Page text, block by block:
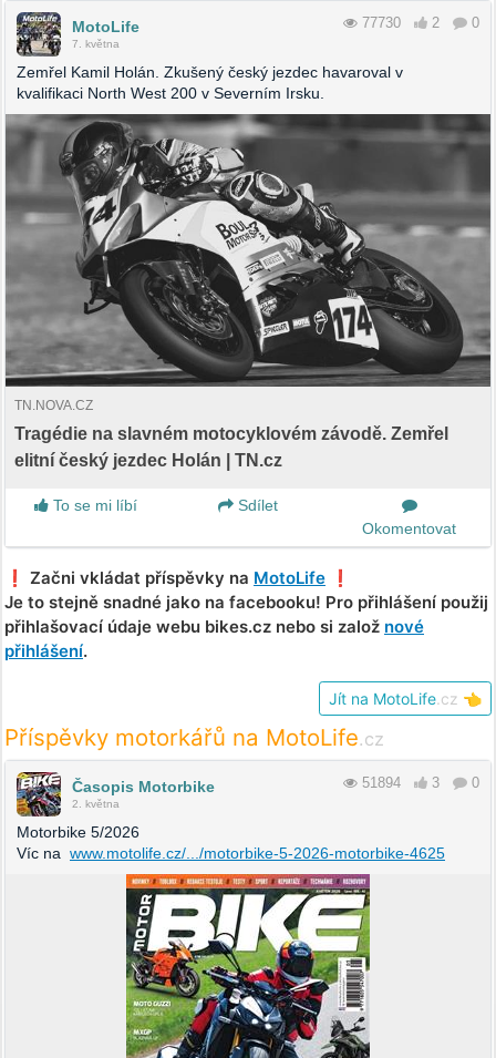
MotoLife
7. května
77730 2 0
Zemřel Kamil Holán. Zkušený český jezdec havaroval v
kvalifikaci North West 200 v Severním Irsku.
TN.NOVA.CZ
Tragédie na slavném motocyklovém závodě. Zemřel
elitní český jezdec Holán | TN.cz
To se mi líbí
Sdílet
Okomentovat
❗️ Začni vkládat příspěvky na MotoLife ❗️
Je to stejně snadné jako na facebooku! Pro přihlášení použij
přihlašovací údaje webu bikes.cz nebo si založ nové
přihlášení.
Jít na MotoLife .cz 👈
Příspěvky motorkářů na MotoLife.cz
Časopis Motorbike
2. května
51894 3 0
Motorbike 5/2026
Víc na www.motolife.cz/.../motorbike-5-2026-motorbike-4625